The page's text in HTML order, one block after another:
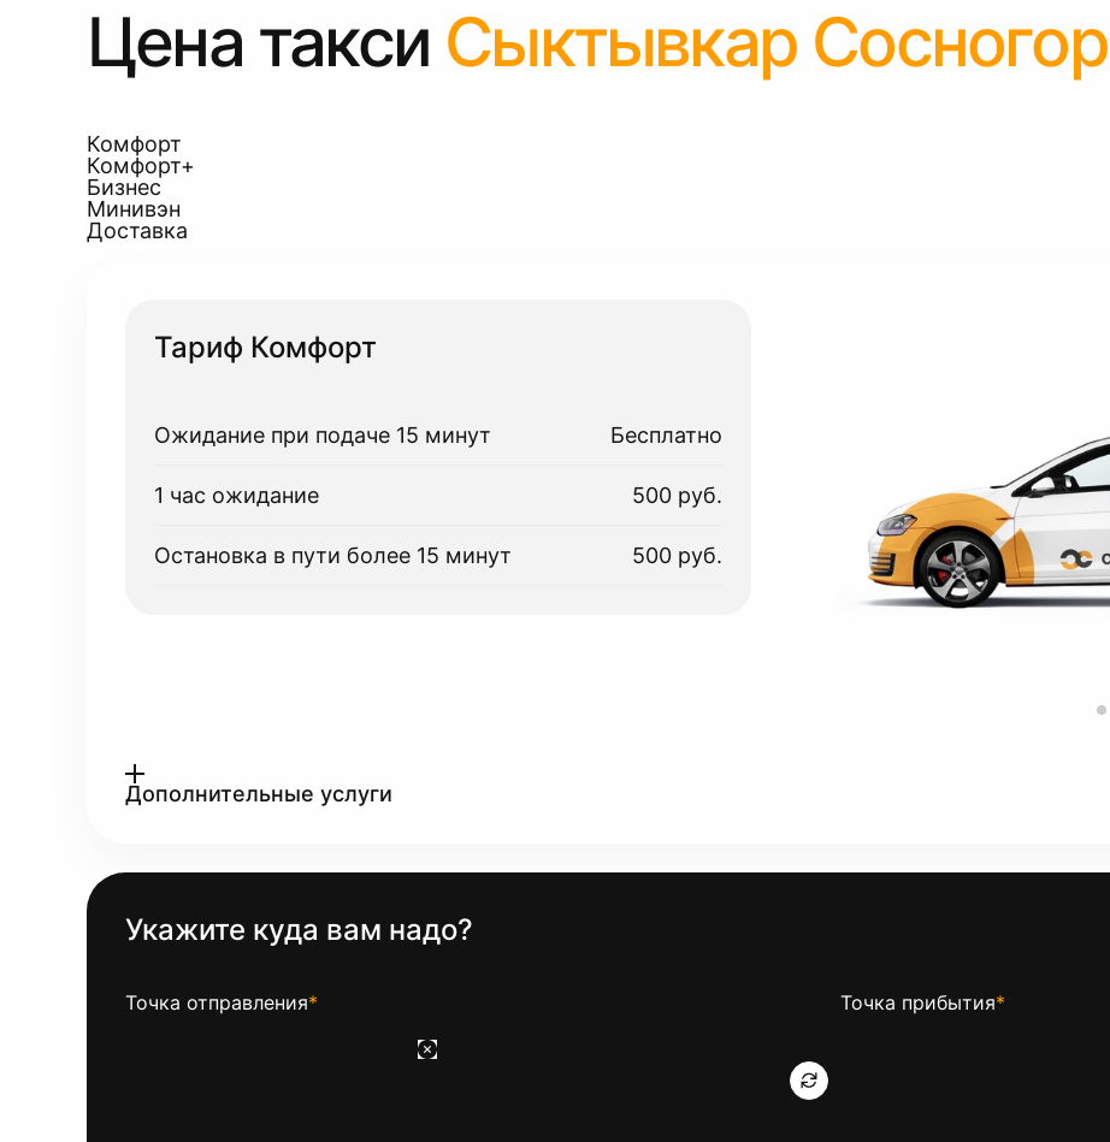
Цена такси Сыктывкар
Комфорт
Комфорт+
Бизнес
Минивэн
Доставка
Тариф Комфорт
Ожидание при подаче 15 минут Бесплатно
1 час ожидание 500 руб.
Остановка в пути более 15 минут 500 руб.
Дополнительные услуги
Укажите куда вам надо?
Точка отправления* Точка прибытия*